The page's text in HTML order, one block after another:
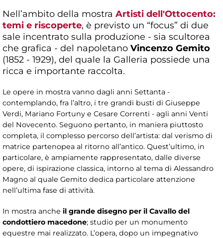
Nell’ambito della mostra Artisti dell'Ottocento:
temi e riscoperte, è previsto un “focus” di due
sale incentrato sulla produzione - sia scultorea
che grafica - del napoletano Vincenzo Gemito
(1852 - 1929), del quale la Galleria possiede una
ricca e importante raccolta.
Le opere in mostra vanno dagli anni Settanta -
contemplando, fra l’altro, i tre grandi busti di Giuseppe
Verdi, Mariano Fortuny e Cesare Correnti - agli anni Venti
del Novecento. Seguono pertanto, in maniera piuttosto
completa, il complesso percorso dell’artista: dal verismo di
matrice partenopea al ritorno all’antico. Quest’ultimo, in
particolare, è ampiamente rappresentato, dalle diverse
opere, di ispirazione classica, intorno al tema di Alessandro
Magno al quale Gemito dedica particolare attenzione
nell’ultima fase di attività.
In mostra anche il grande disegno per il Cavallo del
condottiero macedone; studio per un monumento
equestre mai realizzato. L’opera, dopo un impegnativo